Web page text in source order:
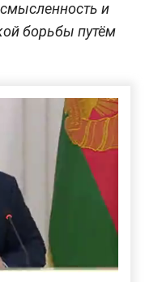
и
борьбы путём